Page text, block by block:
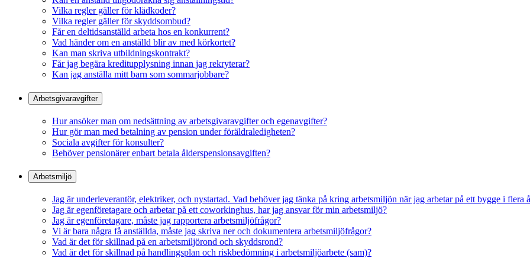
Vilka regler gäller för klädkoder?
Vilka regler gäller för skyddsombud?
Får en deltidsanställd arbeta hos en konkurrent?
Vad händer om en anställd blir av med körkortet?
Kan man skriva utbildningskontrakt?
Får jag begära kreditupplysning innan jag rekryterar?
Kan jag anställa mitt barn som sommarjobbare?
Arbetsgivaravgifter
Hur ansöker man om nedsättning av arbetsgivaravgifter och egenavgifter?
Hur gör man med betalning av pension under föräldraledigheten?
Sociala avgifter för konsulter?
Behöver pensionärer enbart betala ålderspensionsavgiften?
Arbetsmiljö
Jag är underleverantör, elektriker, och nystartad. Vad behöver jag tänka på kring arbetsmiljön när jag arbetar på ett bygge i flera
Jag är egenföretagare och arbetar på ett coworkinghus, har jag ansvar för min arbetsmiljö?
Jag är egenföretagare, måste jag rapportera arbetsmiljöfrågor?
Vi är bara några få anställda, måste jag skriva ner och dokumentera arbetsmiljöfrågor?
Vad är det för skillnad på en arbetsmiljörond och skyddsrond?
Vad är det för skillnad på handlingsplan och riskbedömning i arbetsmiljöarbete (sam)?